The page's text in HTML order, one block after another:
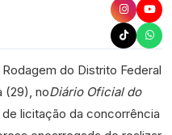
do Distrito Federal
(29), noDiário Oficial do
licitação da concorrência